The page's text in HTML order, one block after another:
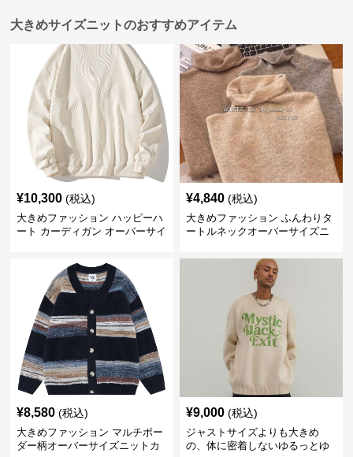
大きめサイズニットのおすすめアイテム
¥10,300 (税込)
大きめファッション ハッピーハ
ート カーディガン オーバーサイ
¥4,840 (税込)
大きめファッション ふんわりタ
ートルネックオーバーサイズニ
¥8,580 (税込)
大きめファッション マルチボー
ダー柄オーバーサイズニットカ
¥9,000 (税込)
ジャストサイズよりも大きめ
の、体に密着しないゆるっとゆ